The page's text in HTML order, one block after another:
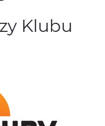
Klubu